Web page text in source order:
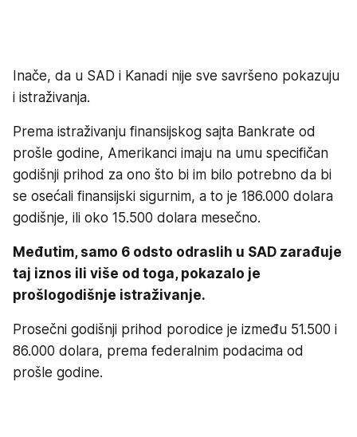
Inače, da u SAD i Kanadi nije sve savršeno pokazuju
i istraživanja.
Prema istraživanju finansijskog sajta Bankrate od
prošle godine, Amerikanci imaju na umu specifičan
godišnji prihod za ono što bi im bilo potrebno da bi
se osećali finansijski sigurnim, a to je 186.000 dolara
godišnje, ili oko 15.500 dolara mesečno.
Međutim, samo 6 odsto odraslih u SAD zarađuje
taj iznos ili više od toga, pokazalo je
prošlogodišnje istraživanje.
Prosečni godišnji prihod porodice je između 51.500 i
86.000 dolara, prema federalnim podacima od
prošle godine.